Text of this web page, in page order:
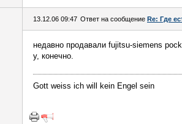
13.12.06 09:47 Ответ на сообщение Re: Где
недавно продавали fujitsu-siemens
у, конечно.
Gott weiss ich will kein Engel sein